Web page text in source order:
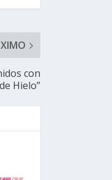
con
Hielo”